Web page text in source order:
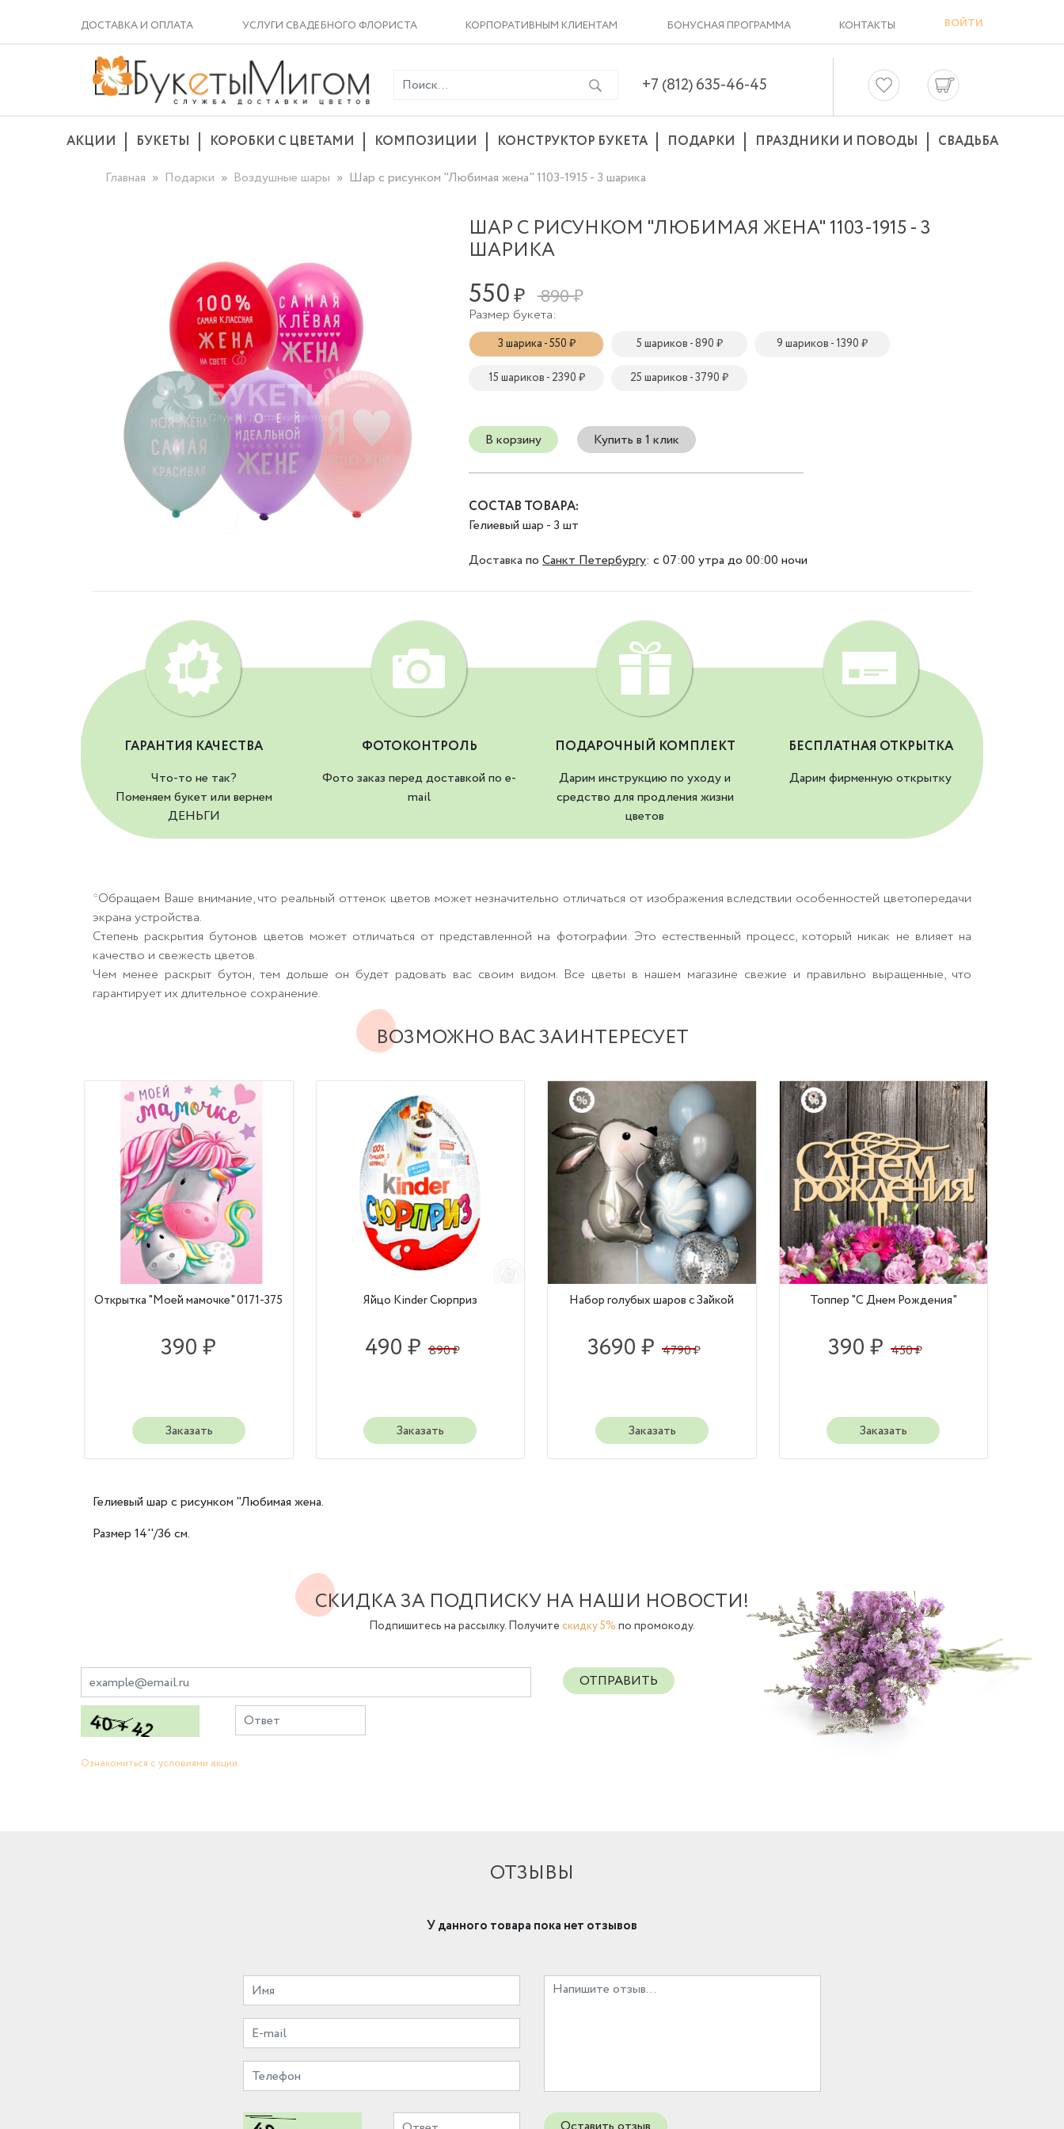
ДОСТАВКА И ОПЛАТА УСЛУГИ СВАДЕБНОГО ФЛОРИСТА КОРПОРАТИВНЫМ КЛИЕНТАМ БОНУСНАЯ ПРОГРАММА КОНТАКТЫ ВОЙТИ
+7 (812) 635-46-45
АКЦИИ БУКЕТЫ КОРОБКИ С ЦВЕТАМИ КОМПОЗИЦИИ КОНСТРУКТОР БУКЕТА ПОДАРКИ ПРАЗДНИКИ И ПОВОДЫ
СВАДЬБА
Главная
Подарки Воздушные шары Шар с рисунком "Любимая жена" 1103-1915 - 3 шарика
ШАР С РИСУНКОМ "ЛЮБИМАЯ ЖЕНА" 1103-1915 - 3
ШАРИКА
550₽ 890 ₽
Размер букета:
3 шарика - 550 ₽ 5 шариков - 890 ₽ 9 шариков - 1390 ₽
15 шариков - 2390 ₽ 25 шариков - 3790 ₽
В корзину Купить в 1 клик
СОСТАВ ТОВАРА:
Гелиевый шар - 3 шт
Доставка по Санкт Петербургу: с 07:00 утра до 00:00 ночи
ГАРАНТИЯ КАЧЕСТВА
Что-то не так?
Поменяем букет или вернем
ДЕНЬГИ
ФОТОКОНТРОЛЬ
Фото заказ перед доставкой по e-
mail
ПОДАРОЧНЫЙ КОМПЛЕКТ
Дарим инструкцию по уходу и
средство для продления жизни
цветов
БЕСПЛАТНАЯ ОТКРЫТКА
Дарим фирменную открытку
*Обращаем Ваше внимание, что реальный оттенок цветов может незначительно отличаться от изображения вследствии особенностей цветопередачи
экрана устройства.
Степень раскрытия бутонов цветов может отличаться от представленной на фотографии. Это естественный процесс, который никак не влияет на
качество и свежесть цветов.
Чем менее раскрыт бутон, тем дольше он будет радовать вас своим видом. Все цветы в нашем магазине свежие и правильно выращенные, что
гарантирует их длительное сохранение.
ВОЗМОЖНО ВАС ЗАИНТЕРЕСУЕТ
Открытка "Моей мамочке" 0171-375
390 ₽
Заказать
Яйцо Kinder Сюрприз
490 ₽ 890 ₽
Заказать
Набор голубых шаров с Зайкой
3690 ₽ 4790 ₽
Заказать
Топпер "С Днем Рождения"
390 ₽ 450 ₽
Заказать
Гелиевый шар с рисунком "Любимая жена.
Размер 14''/36 см.
СКИДКА ЗА ПОДПИСКУ НА НАШИ НОВОСТИ!
Подпишитесь на рассылку. Получите скидку 5% по промокоду.
ОТПРАВИТЬ
Ознакомиться с условиями акции
ОТЗЫВЫ
У данного товара пока нет отзывов